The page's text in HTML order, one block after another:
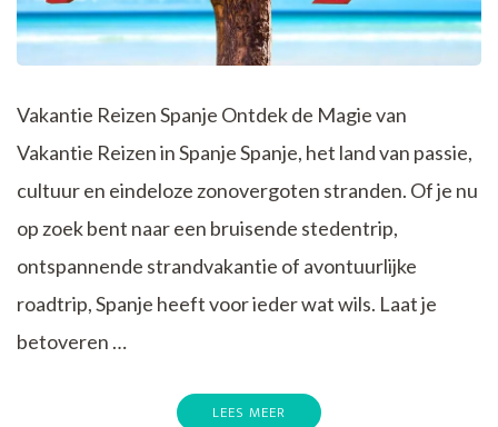
Vakantie Reizen Spanje Ontdek de Magie van
Vakantie Reizen in Spanje Spanje, het land van passie,
cultuur en eindeloze zonovergoten stranden. Of je nu
op zoek bent naar een bruisende stedentrip,
ontspannende strandvakantie of avontuurlijke
roadtrip, Spanje heeft voor ieder wat wils. Laat je
betoveren …
LEES MEER